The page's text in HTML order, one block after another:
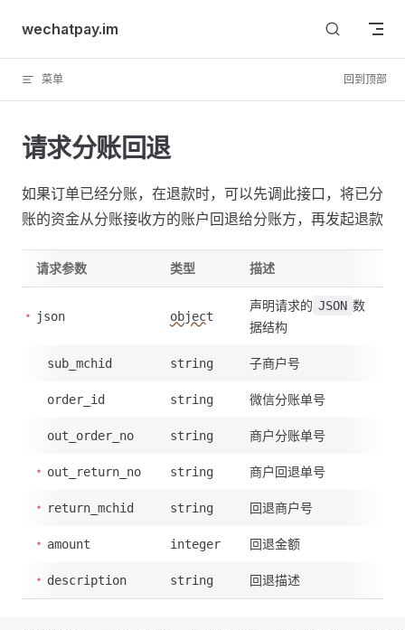
Skip to content
wechatpay.im
菜单 回到顶部
请求分账回退
如果订单已经分账，在退款时，可以先调此接口，将已分
账的资金从分账接收方的账户回退给分账方，再发起退款
请求参数 类型 描述
json object
声明请求的 JSON 数
据结构
sub_mchid string 子商户号
order_id string 微信分账单号
out_order_no string 商户分账单号
out_return_no string 商户回退单号
return_mchid string 回退商户号
amount integer 回退金额
description string 回退描述